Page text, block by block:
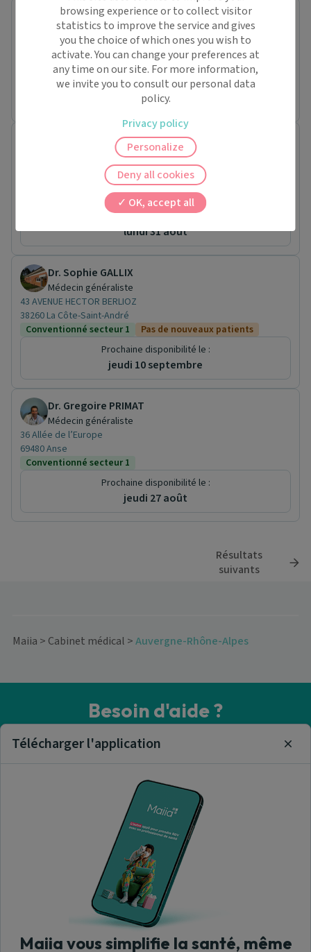
Dr. SONIA POPOFF
Médecin généraliste
35 Route DU BOUCHET
74400 Chamonix-Mont-Blanc
Conventionné secteur 1
Pas de rendez-vous en ligne pour ce praticien.
Dr. Charlotte BADAROUX-BARTHELEMY
Médecin généraliste
18 BOULEVARD DES CRETES
Conventionné secteur 1
Pas de nouveaux patients
Prochaine disponibilité le :
lundi 31 août
Dr. Sophie GALLIX
Médecin généraliste
43 AVENUE HECTOR BERLIOZ
38260 La Côte-Saint-André
Conventionné secteur 1
Pas de nouveaux patients
Prochaine disponibilité le :
jeudi 10 septembre
Dr. Gregoire PRIMAT
Médecin généraliste
36 Allée de l’Europe
69480 Anse
Conventionné secteur 1
Prochaine disponibilité le :
jeudi 27 août
Résultats
suivants
Maiia > Cabinet médical >Auvergne-Rhône-Alpes
Besoin d'aide ?
Visitez notre centre de support ou contactez-nous !
Trouver un cabinet médical
A propos de nous
Télécharger l'application
Maiia vous simplifie la santé, même
browsing experience or to collect visitor
statistics to improve the service and gives
you the choice of which ones you wish to
activate. You can change your preferences at
any time on our site. For more information,
we invite you to consult our personal data
policy.
OK, accept all
Deny all cookies
Personalize
Privacy policy